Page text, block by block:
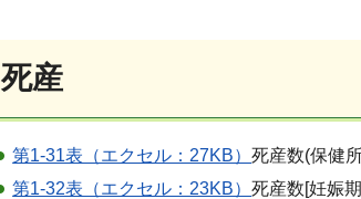
死産
第1-31表（エクセル：27KB）死産数(保健
第1-32表（エクセル：23KB）死産数[妊娠